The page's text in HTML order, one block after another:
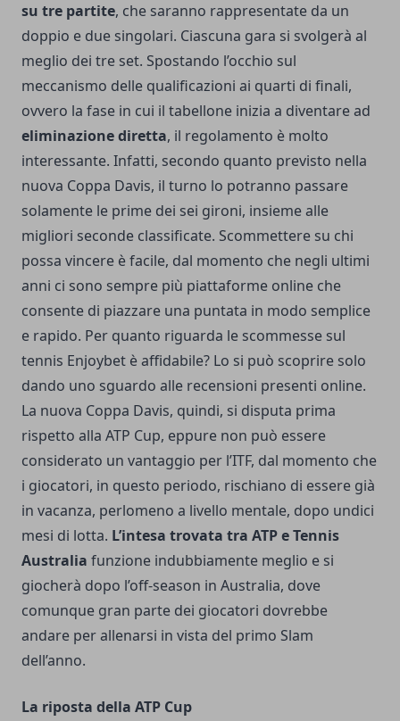
su tre partite, che saranno rappresentate da un
doppio e due singolari. Ciascuna gara si svolgerà al
meglio dei tre set. Spostando l’occhio sul
meccanismo delle qualificazioni ai quarti di finali,
ovvero la fase in cui il tabellone inizia a diventare ad
eliminazione diretta, il regolamento è molto
interessante. Infatti, secondo quanto previsto nella
nuova Coppa Davis, il turno lo potranno passare
solamente le prime dei sei gironi, insieme alle
migliori seconde classificate. Scommettere su chi
possa vincere è facile, dal momento che negli ultimi
anni ci sono sempre più piattaforme online che
consente di piazzare una puntata in modo semplice
e rapido. Per quanto riguarda le scommesse sul
tennis Enjoybet è affidabile? Lo si può scoprire solo
dando uno sguardo alle recensioni presenti online.
La nuova Coppa Davis, quindi, si disputa prima
rispetto alla ATP Cup, eppure non può essere
considerato un vantaggio per l’ITF, dal momento che
i giocatori, in questo periodo, rischiano di essere già
in vacanza, perlomeno a livello mentale, dopo undici
mesi di lotta. L’intesa trovata tra ATP e Tennis
Australia funzione indubbiamente meglio e si
giocherà dopo l’off-season in Australia, dove
comunque gran parte dei giocatori dovrebbe
andare per allenarsi in vista del primo Slam
dell’anno.
La riposta della ATP Cup